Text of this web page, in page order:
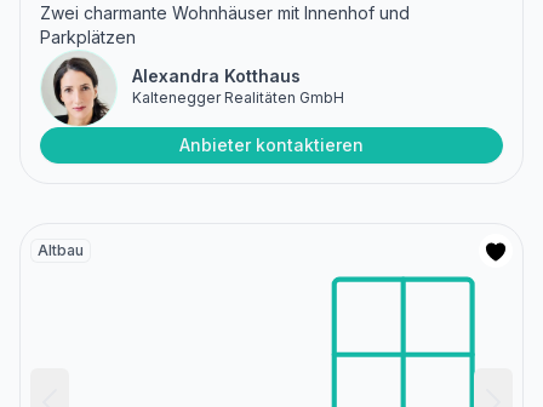
Zwei charmante Wohnhäuser mit Innenhof und
Parkplätzen
Alexandra Kotthaus
Kaltenegger Realitäten GmbH
Anbieter kontaktieren
Altbau